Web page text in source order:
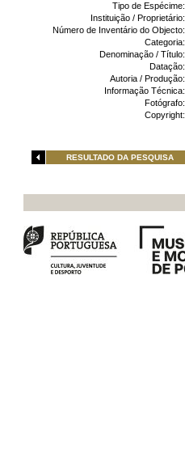
Tipo de Espécime:
Instituição / Proprietário:
Número de Inventário do Objecto:
Categoria:
Denominação / Título:
Datação:
Autoria / Produção:
Informação Técnica:
Fotógrafo:
Copyright:
RESULTADO DA PESQUISA